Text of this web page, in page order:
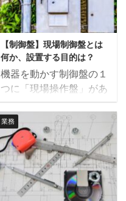
電力を系統に送ります。
これが、ボイラー等の事
情により供給する蒸気量
が不足すると、発 ...
レスなどの金属を加工す
ることで作られた容器や
架台などの事を言いま
す。 プラントは主に建築
業者が作る建屋や空調設
備、メーカーが作る機
械、それらを繋ぐ配管や
電線によって構成されま
すが、これらでカバーで
きない架台や簡易なタン
クなどは特注仕様の製缶
品によって補われます。
例えば、コンベヤなどの
機器を据え付ける場合、
【制御盤】現場制御盤とは
何か、設置する目的は？
機器を動かす制御盤の１
つに「現場操作盤」があ
ります。 この記事では現
場操作盤と制御盤の違い
やメリット、デメリット
について解説します。 現
場操作盤とは 現場操作盤
とは機器を操作するため
の簡易な盤のことを言い
業務